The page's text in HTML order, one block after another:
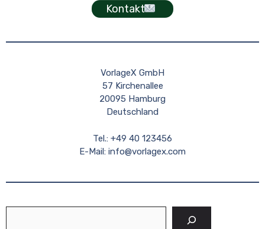
Kontakt
VorlageX GmbH
57 Kirchenallee
20095 Hamburg
Deutschland
Tel.: +49 40 123456
E-Mail: info@vorlagex.com